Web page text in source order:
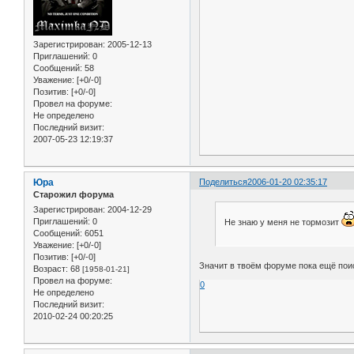
Зарегистрирован: 2005-12-13
Приглашений: 0
Сообщений: 58
Уважение: [+0/-0]
Позитив: [+0/-0]
Провел на форуме:
Не определено
Последний визит:
2007-05-23 12:19:37
Поделиться2006-01-20 02:35:17
Юра
Старожил форума
Зарегистрирован: 2004-12-29
Приглашений: 0
Сообщений: 6051
Уважение: [+0/-0]
Позитив: [+0/-0]
Возраст: 68 [1958-01-21]
Провел на форуме:
Не определено
Последний визит:
2010-02-24 00:20:25
Не знаю у меня не тормозит
Значит в твоём форуме пока ещё
0